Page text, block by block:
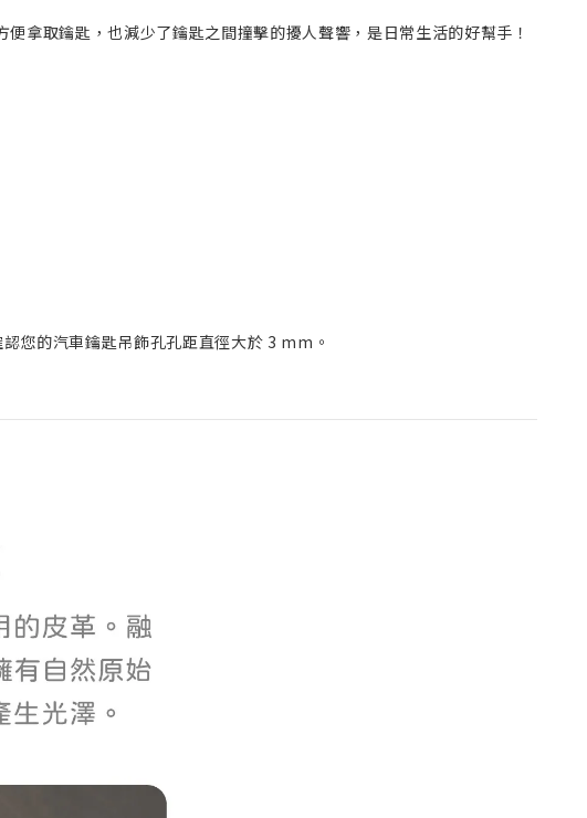
拿取鑰匙，也減少了鑰匙之間撞擊的擾人聲響，是日常生活的好幫手！
您的汽車鑰匙吊飾孔孔距直徑大於 3 mm。